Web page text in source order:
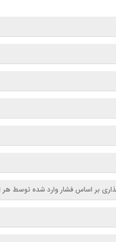
گذاری بر اساس فشار وارد شده توسط